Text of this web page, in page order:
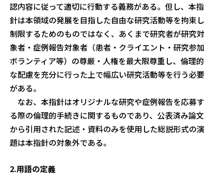
認内容に従って適切に行動する義務がある。但し、本指
針は本領域の発展を目指した自由な研究活動等を拘束し
制限するためのものではなく、あくまで研究者が研究対
象者・症例報告対象者（患者・クライエント・研究参加
ボランティア等）の尊厳・人権を最大限尊重し、倫理的
な配慮を充分に行った上で幅広い研究活動等を行う必要
がある。
なお、本指針はオリジナルな研究や症例報告を応募す
る際の倫理的手続きに関するものであり、公表済み論文
から引用された記述・資料のみを使用した総説形式の演
題は本指針の対象外である。
2.用語の定義